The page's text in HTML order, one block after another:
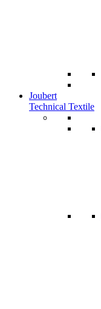
Joubert
Technical Textile